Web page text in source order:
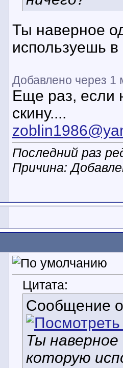
Ты наверное
используешь в
Добавлено через 1
Еще раз, если
скину....
Последний раз
Причина:
Цитата:
Сообщение
Ты
которую